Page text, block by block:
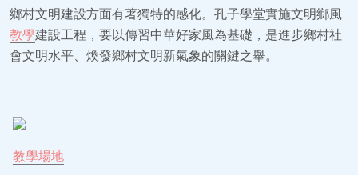
鄉村文明建設方面有著獨特的感化。孔子學堂實施文明鄉風
教學建設工程，要以傳習中華好家風為基礎，是進步鄉村社
會文明水平、煥發鄉村文明新氣象的關鍵之舉。
教學場地